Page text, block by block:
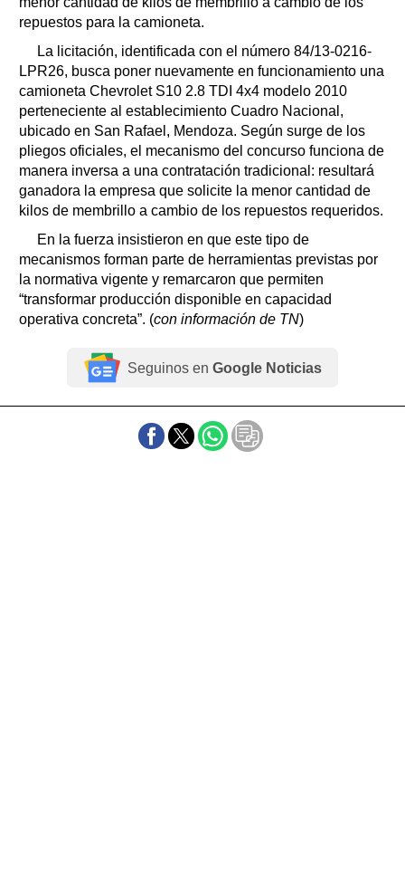
repuestos para la camioneta.
La licitación, identificada con el número 84/13-0216-
LPR26, busca poner nuevamente en funcionamiento una
camioneta Chevrolet S10 2.8 TDI 4x4 modelo 2010
perteneciente al establecimiento Cuadro Nacional,
ubicado en San Rafael, Mendoza. Según surge de los
pliegos oficiales, el mecanismo del concurso funciona de
manera inversa a una contratación tradicional: resultará
ganadora la empresa que solicite la menor cantidad de
kilos de membrillo a cambio de los repuestos requeridos.
En la fuerza insistieron en que este tipo de
mecanismos forman parte de herramientas previstas por
la normativa vigente y remarcaron que permiten
“transformar producción disponible en capacidad
operativa concreta”. (con información de TN)
Seguinos en Google Noticias